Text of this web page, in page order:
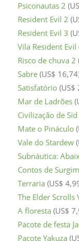
Psiconautas 2
Resident Evil 2
Resident Evil 3
Vila Resident Evil
Risco de chuva 2
Sabre (US$
Satisfatório (US$
Mar de Ladrões
Civilização de
Mate o Pináculo
Vale do Stardew
Subnáutica:
Contos de
Terraria (US$
The Elder Scrolls
A floresta (US$
Pacote de festa
Pacote Yakuza